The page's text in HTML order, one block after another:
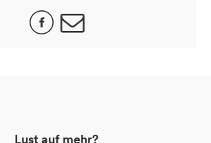
Lust auf mehr?